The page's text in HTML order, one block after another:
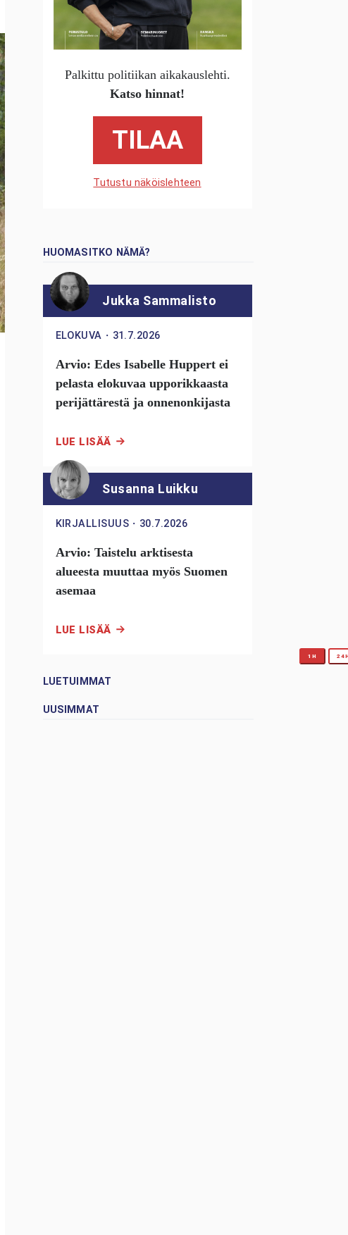
Palkittu politiikan aikakauslehti.
Katso hinnat!
TILAA
Tutustu näköislehteen
HUOMASITKO NÄMÄ?
Jukka Sammalisto
ELOKUVA ・ 31.7.2026
Arvio: Edes Isabelle Huppert ei
pelasta elokuvaa upporikkaasta
perijättärestä ja onnenonkijasta
LUE LISÄÄ
Susanna Luikku
KIRJALLISUUS ・ 30.7.2026
Arvio: Taistelu arktisesta
alueesta muuttaa myös Suomen
asemaa
LUE LISÄÄ
LUETUIMMAT
1H
UUSIMMAT